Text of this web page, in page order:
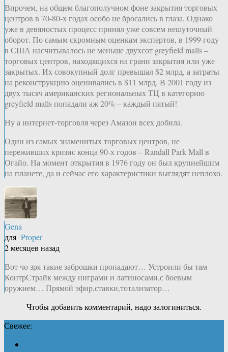
Впрочем, на общем благополучном фоне закрытия торговых
центров в 70-80-х годах особо не бросались в глаза. Однако
уже в девяностых процесс принял уже совсем нешуточный
оборот. По самым скромным оценкам экспертов, в 1999 году
в США насчитывалось не меньше двухсот greyfield malls –
торговых центров, находящихся на грани закрытия или уже
закрытых. Их совокупный долг превышал $2 млрд, а затраты
на реконструкцию оценивались в $11 млрд. В 2001 году из
двух тысяч американских региональных ТЦ в категорию
greyfield malls попадали аж 20% – каждый пятый!
Ну а интернет-торговля через Амазон всех добила.
Один из самых знаменитых торговых центров, не
переживших кризис конца 90-х годов – Randall Park Mall в
Огайо. На момент открытия в 1976 году он был крупнейшим
на планете, да и сейчас его характеристики выглядят неплохо.
Gena
для Proper
2 месяцев назад
Вот чо зря такие заброшки пропадают… Устроили бы там
КонтрСтрайк между ниграми и латиносами,с боевым
оружием… Прямой эфир,ставки,тотализатор…
Чтобы добавить комментарий, надо залогиниться.
Свежее: